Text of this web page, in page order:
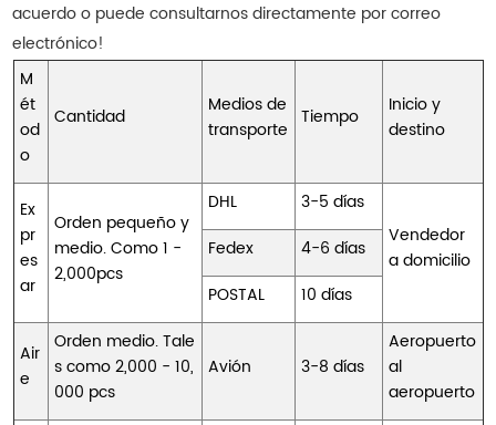
acuerdo o puede consultarnos directamente por correo
electrónico!
M
ét
od
o
Cantidad
Medios de
transporte
Tiempo
Inicio y
destino
Ex
pr
es
ar
Orden pequeño y
medio. Como 1 -
2,000pcs
DHL
3-5 días
Vendedor
a domicilio
Fedex
4-6 días
POSTAL
10 días
Air
e
Orden medio. Tale
s como 2,000 - 10,
000 pcs
Avión 3-8 días
Aeropuerto
al
aeropuerto